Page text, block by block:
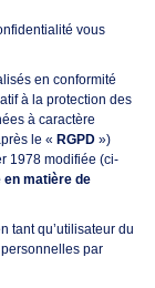
vous
en conformité
à la protection des
à caractère
le « RGPD »)
1978 modifiée (ci-
en matière de
tant qu’utilisateur du
par